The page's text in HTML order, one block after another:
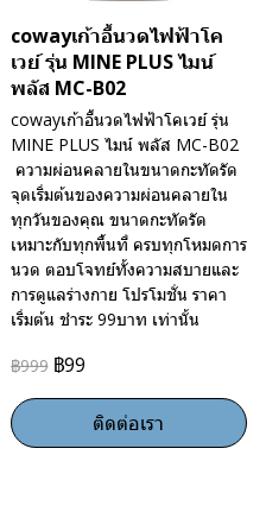
cowayเก้าอี้นวดไฟฟ้าโค
เวย์ รุ่น MINE PLUS ไมน์
พลัส MC-B02
cowayเก้าอี้นวดไฟฟ้าโคเวย์ รุ่น
MINE PLUS ไมน์ พลัส MC-B02
ความผ่อนคลายในขนาดกะทัดรัด
จุดเริ่มต้นของความผ่อนคลายใน
ทุกวันของคุณ ขนาดกะทัดรัด
เหมาะกับทุกพื้นที่ ครบทุกโหมดการ
นวด ตอบโจทย์ทั้งความสบายและ
การดูแลร่างกาย โปรโมชั่น ราคา
เริ่มต้น ชำระ 99บาท เท่านั้น
฿999 ฿99
ติดต่อเรา